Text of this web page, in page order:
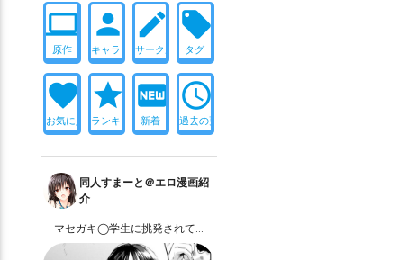
computer
原作
person
キャラ
create
サークル
local_offer
タグ
favorite
お気に入り
star
ランキング
fiber_new
新着
access_time
過去の更新
同人すまーと＠エロ漫画紹
介
マセガキ◯学生に挑発されて…